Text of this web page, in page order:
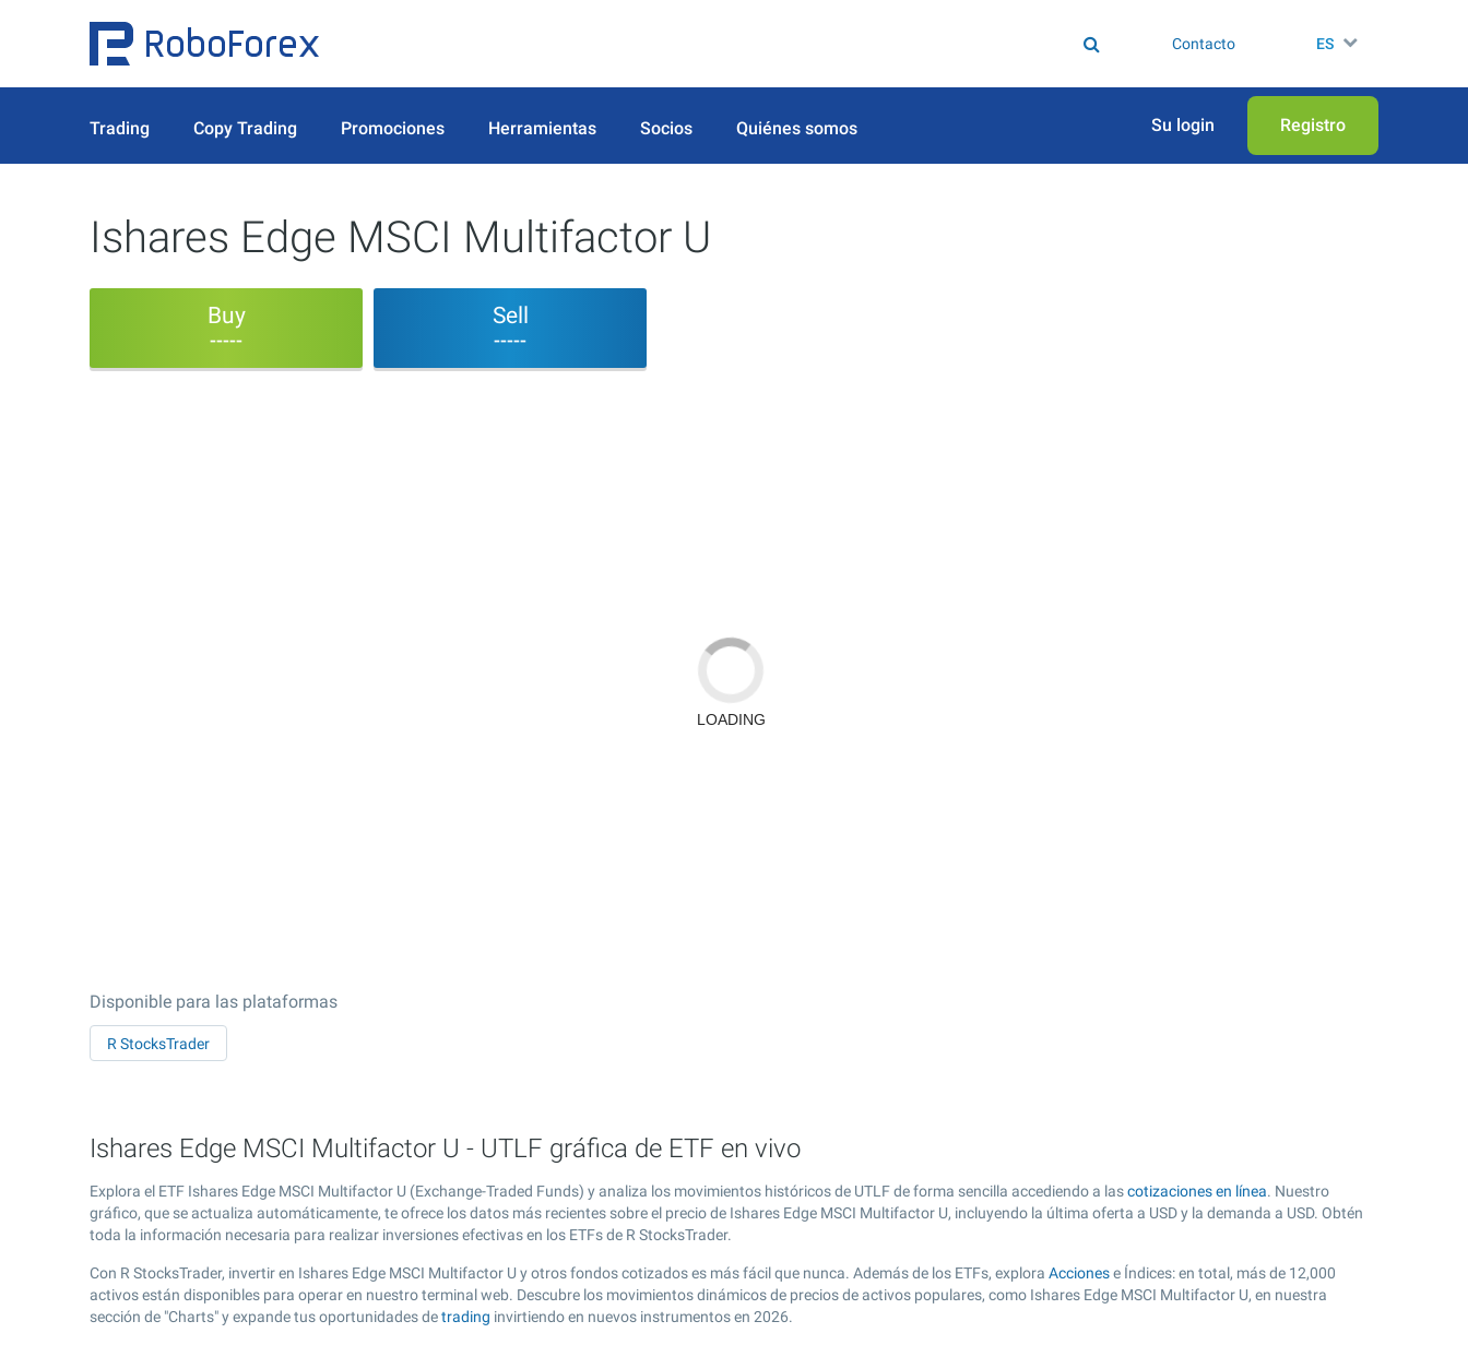
Contacto ES
Trading Copy Trading Promociones Herramientas Socios Quiénes somos Su login Registro
Ishares Edge MSCI Multifactor U
Buy
-----
Sell
-----
Disponible para las plataformas
R StocksTrader
Ishares Edge MSCI Multifactor U - UTLF gráfica de ETF en vivo
Explora el ETF Ishares Edge MSCI Multifactor U (Exchange-Traded Funds) y analiza los movimientos históricos de UTLF de forma sencilla accediendo a lascotizaciones en línea. Nuestro
gráfico, que se actualiza automáticamente, te ofrece los datos más recientes sobre el precio de Ishares Edge MSCI Multifactor U, incluyendo la última oferta a USD y la demanda a USD. Obtén
toda la información necesaria para realizar inversiones efectivas en los ETFs de R StocksTrader.
Con R StocksTrader, invertir en Ishares Edge MSCI Multifactor U y otros fondos cotizados es más fácil que nunca. Además de los ETFs, explora Accionese Índices: en total, más de 12,000
activos están disponibles para operar en nuestro terminal web. Descubre los movimientos dinámicos de precios de activos populares, como Ishares Edge MSCI Multifactor U, en nuestra
sección de "Charts" y expande tus oportunidades detrading invirtiendo en nuevos instrumentos en 2026.